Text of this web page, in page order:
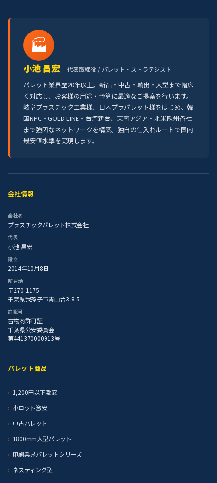
🏭
小池 昌宏 代表取締役 / パレット・ストラテジスト
パレット業界歴20年以上。新品・中古・輸出・大型まで幅広
く対応し、お客様の用途・予算に最適なご提案を行います。
岐阜プラスチック工業様、日本プラパレット様をはじめ、韓
国NPC・GOLD LINE・台湾新台、東南アジア・北米欧州各社
まで強固なネットワークを構築。独自の仕入れルートで国内
最安値水準を実現します。
会社情報
会社名
プラスチックパレット株式会社
代表
小池 昌宏
設立
2014年10月8日
所在地
〒270-1175
千葉県我孫子市青山台3-8-5
許認可
古物商許可証
千葉県公安委員会
第441370000913号
パレット商品
1,200円以下激安
小ロット激安
中古パレット
1800mm大型パレット
印刷業界パレットシリーズ
ネスティング型